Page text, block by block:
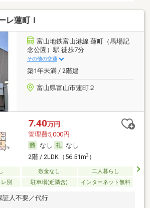
レ蓮町Ｉ
富山地鉄富山港線 蓮町（馬場記
念公園）駅 徒歩7分
その他の交通
築1年未満 / 2階建
富山県富山市蓮町２
7.40万円
管理費5,000円
なし
なし
2階 / 2LDK（56.51m2）
敷金なし
二人暮らし
別
駐車場(近隣含) インターネット無料
証人不要／代行